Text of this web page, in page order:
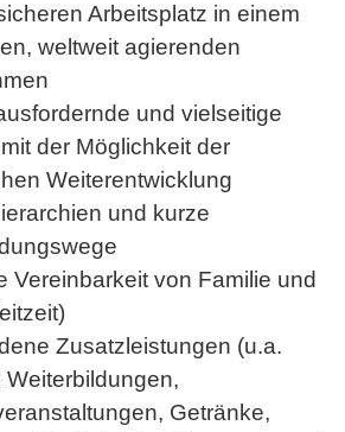
Arbeitsplatz in einem
weltweit agierenden
und vielseitige
der Möglichkeit der
Weiterentwicklung
und kurze
Vereinbarkeit von Familie und
Zusatzleistungen (u.a.
Weiterbildungen,
Getränke,